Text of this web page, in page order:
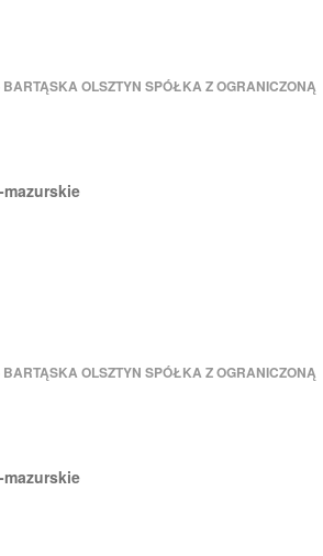
OLSZTYN SPÓŁKA Z OGRANICZONĄ
OLSZTYN SPÓŁKA Z OGRANICZONĄ